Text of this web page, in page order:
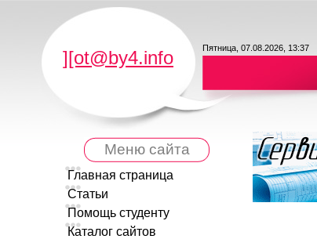
][ot@by4.info Пятница, 07.08.2026, 13:37
Меню сайта
Главная страница
Статьи
Помощь студенту
Каталог сайтов